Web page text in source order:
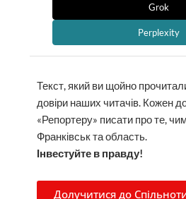
Grok
Perplexity
Текст, який ви щойно
довіри наших читачів. Кожен
«Репортеру» писати про те,
Франківськ та область.
Інвестуйте в правду!
Долучитися до